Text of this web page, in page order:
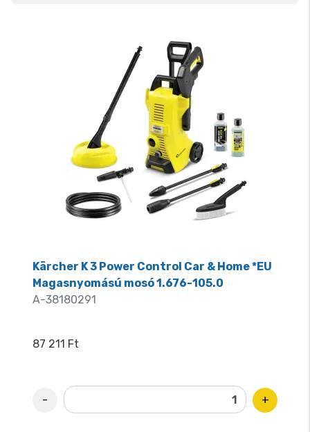
Kärcher K 3 Power Control Car & Home *EU
Magasnyomású mosó 1.676-105.0
A-38180291
87 211 Ft
- +